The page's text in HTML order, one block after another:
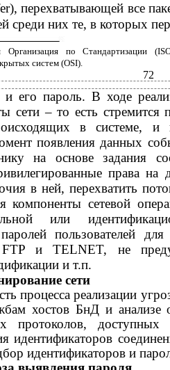
перехватывающей все
среди них те, в которых
Организация по Стандартизации
систем (OSI).
72
и его пароль. В ходе
сети – то есть стремится
в системе, и
появления данных
на основе задания
права на
в ней, перехватить
компоненты сетевой
или
паролей пользователей
FTP и TELNET, не
и т.п.
сети
процесса реализации
хостов БнД и анализе
протоколов,
идентификаторов
идентификаторов и